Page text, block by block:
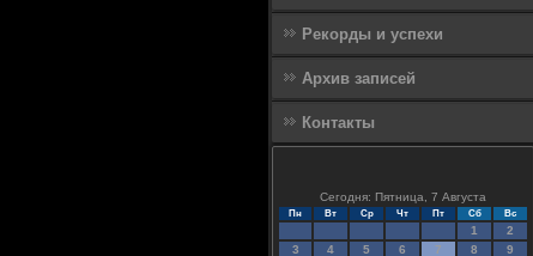
Рекорды и успехи
Архив записей
Контакты
Сегодня: Пятница, 7 Августа
Пн Вт Ср Чт Пт Сб Вс
1
2
3
4 5 6 7 8
9